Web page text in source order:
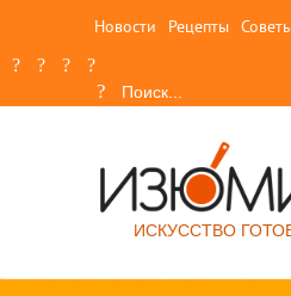
Новости Рецепты
ИСКУССТВО